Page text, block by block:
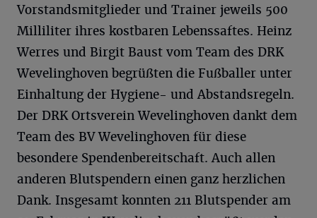
Vorstandsmitglieder und Trainer jeweils 500
Milliliter ihres kostbaren Lebenssaftes. Heinz
Werres und Birgit Baust vom Team des DRK
Wevelinghoven begrüßten die Fußballer unter
Einhaltung der Hygiene- und Abstandsregeln.
Der DRK Ortsverein Wevelinghoven dankt dem
Team des BV Wevelinghoven für diese
besondere Spendenbereitschaft. Auch allen
anderen Blutspendern einen ganz herzlichen
Dank. Insgesamt konnten 211 Blutspender am